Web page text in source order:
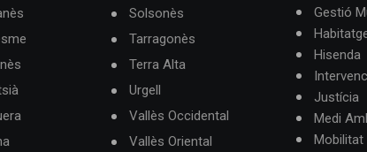
Solsonès
Tarragonès
Terra Alta
Urgell
Vallès Occidental
Vallès Oriental
Gestió
Hisenda
Justícia
Medi
Mobilitat